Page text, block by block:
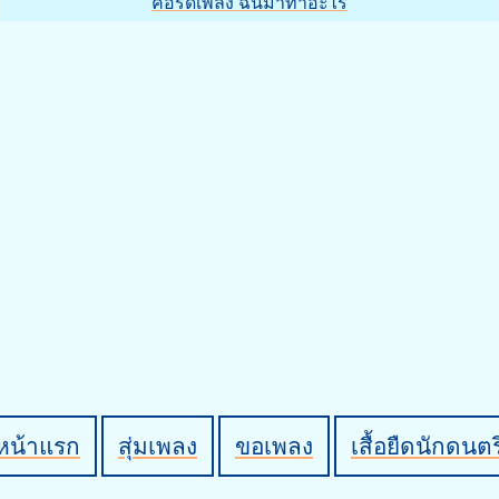
น้าแรก สุ่มเพลง ขอเพลง เสื้อยืดนักดนต